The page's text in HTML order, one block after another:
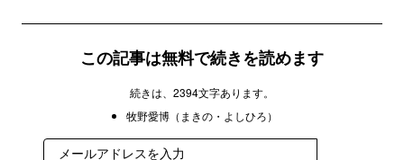
この記事は無料で続きを読めます
続きは、2394文字あります。
牧野愛博（まきの・よしひろ）